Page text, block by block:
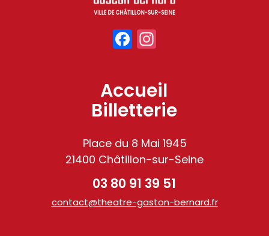
Facebook
Accueil
Billetterie
Place du 8 Mai 1945
21400 Châtillon-sur-Seine
03 80 91 39 51
contact@theatre-gaston-bernard.fr